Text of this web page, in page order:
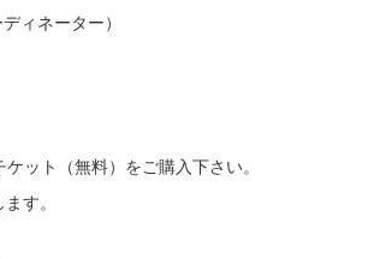
ター）
ット（無料）をご購入下さい。
す。